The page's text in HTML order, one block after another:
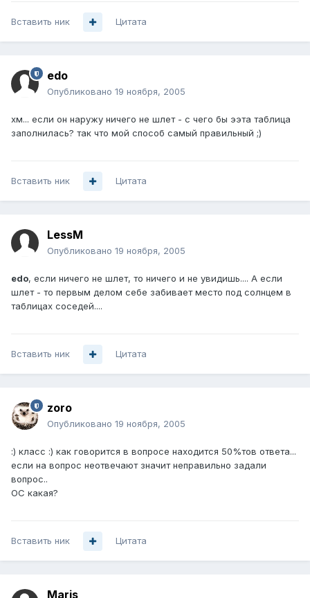
Вставить ник Цитата
edo
Опубликовано 19 ноября, 2005
хм... если он наружу ничего не шлет - с чего бы ээта таблица
заполнилась? так что мой способ самый правильный ;)
Вставить ник Цитата
LessM
Опубликовано 19 ноября, 2005
edo, если ничего не шлет, то ничего и не увидишь.... А если
шлет - то первым делом себе забивает место под солнцем в
таблицах соседей....
Вставить ник Цитата
zoro
Опубликовано 19 ноября, 2005
:) класс :) как говорится в вопросе находится 50%тов ответа...
если на вопрос неотвечают значит неправильно задали
вопрос..
ОС какая?
Вставить ник Цитата
Maris